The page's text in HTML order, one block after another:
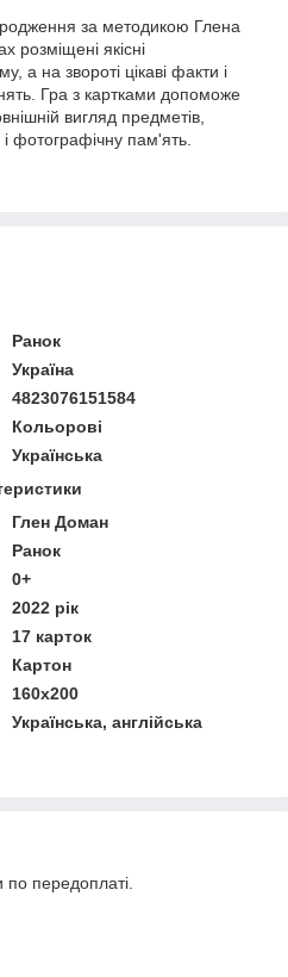
за методикою Глена
розміщені якісні
а на звороті цікаві факти і
Гра з картками допоможе
вигляд предметів,
і фотографічну пам'ять.
Ранок
Україна
4823076151584
Кольорові
Українська
Глен Доман
Ранок
0+
2022 рік
17 карток
Картон
160х200
Українська, англійська
по передоплаті.